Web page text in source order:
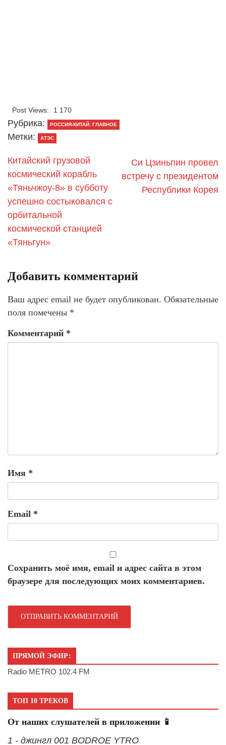
Post Views: 1 170
Рубрика: РОССИЯ-КИТАЙ: ГЛАВНОЕ
Метки: АТЭС
Китайский грузовой
космический корабль
«Тяньчжоу-8» в субботу
успешно состыковался с
орбитальной
космической станцией
«Тяньгун»
Си Цзиньпин провел
встречу с президентом
Республики Корея
Добавить комментарий
Ваш адрес email не будет опубликован. Обязательные
поля помечены *
Комментарий *
Имя *
Email *
Сохранить моё имя, email и адрес сайта в этом
браузере для последующих моих комментариев.
ПРЯМОЙ ЭФИР:
Radio METRO 102.4 FM
ТОП 10 ТРЕКОВ
От наших слушателей в приложении 📱
1 - джингл 001 BODROE YTRO